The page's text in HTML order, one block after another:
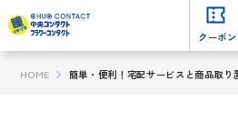
クーポン
HOME 簡単・便利！宅配サービスと商品取り
クーポン